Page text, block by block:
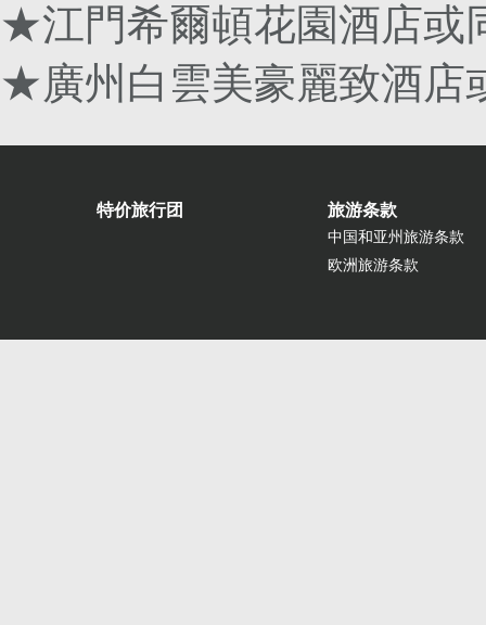
★江門希爾頓花園酒店或
★廣州白雲美豪麗致酒店
特价旅行团 旅游条款
中国和亚州旅游条款
欧洲旅游条款